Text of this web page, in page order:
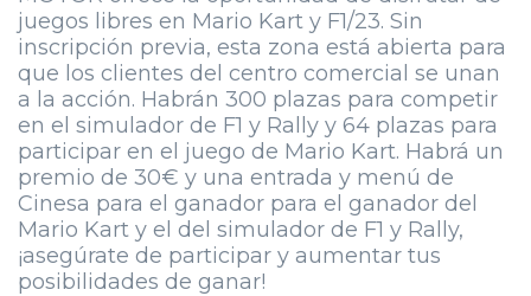
juegos libres en Mario Kart y F1/23. Sin
inscripción previa, esta zona está abierta para
que los clientes del centro comercial se unan
a la acción. Habrán 300 plazas para competir
en el simulador de F1 y Rally y 64 plazas para
participar en el juego de Mario Kart. Habrá un
premio de 30€ y una entrada y menú de
Cinesa para el ganador para el ganador del
Mario Kart y el del simulador de F1 y Rally,
¡asegúrate de participar y aumentar tus
posibilidades de ganar!